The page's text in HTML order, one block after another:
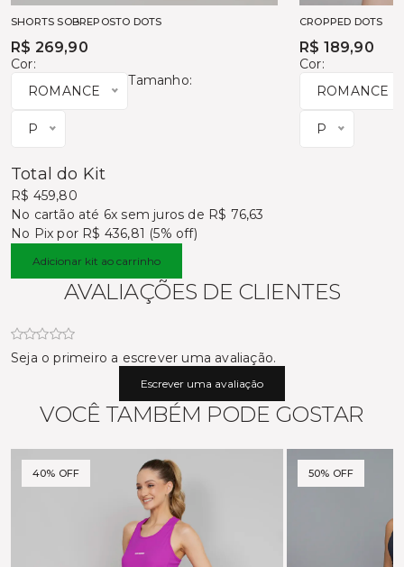
SHORTS SOBREPOSTO DOTS
R$ 269,90
Cor:
ROMANCE
Tamanho:
P
CROPPED DOTS
R$ 189,90
Cor:
ROMANCE
P
Total do Kit
R$ 459,80
No cartão até 6x sem juros de R$ 76,63
No Pix por R$ 436,81 (5% off)
Adicionar kit ao carrinho
AVALIAÇÕES DE CLIENTES
Seja o primeiro a escrever uma avaliação.
Escrever uma avaliação
VOCÊ TAMBÉM PODE GOSTAR
40% OFF 50% OFF